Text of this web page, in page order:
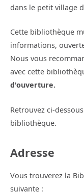
dans le petit village
Cette bibliothèque
informations,
Nous vous
avec cette
d'ouverture.
Retrouvez ci-
bibliothèque.
Adresse
Vous trouverez la
suivante :